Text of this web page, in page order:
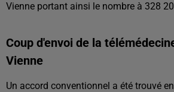
Vienne portant ainsi le nombre à 328
Coup d'envoi de la
Vienne
Un accord conventionnel a été trouvé